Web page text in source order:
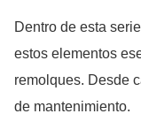
Dentro de esta
estos elementos
remolques. Desde
de mantenimiento.